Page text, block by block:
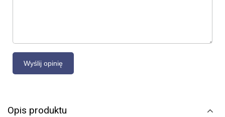
Opis produktu